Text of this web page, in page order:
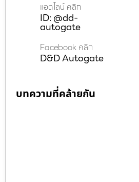
แอดไลน์ คลิก
ID: @dd-
autogate
Facebook คลิก
D&D Autogate
บทความที่คล้ายกัน